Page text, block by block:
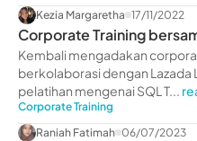
Kezia Margaretha 17/11/2022
Corporate Training
dibimbing.id
Kembali mengadakan
berkolaborasi dengan
pelatihan mengenai SQL T...
Corporate Training
Raniah Fatimah 06/07/2023